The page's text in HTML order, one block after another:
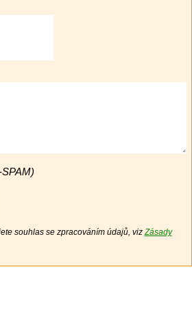
souhlas se zpracováním údajů, viz Zásady